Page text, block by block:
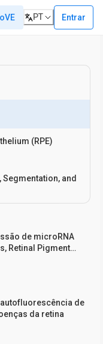
PT Entrar
(RPE)
Segmentation, and
de microRNA
Retinal Pigment
de
da retina